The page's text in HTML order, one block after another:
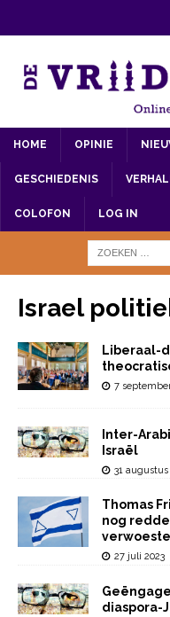
HOME OPINIE
GESCHIEDENIS
COLOFON LOG IN
Israel
Liberaal-
7
Inter-
Israël
31 augustus
Thomas
nog
27 juli 2023
diaspora-